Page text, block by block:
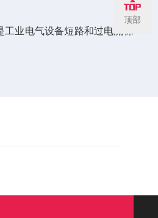
业电气设备短路和过电流保
顶部